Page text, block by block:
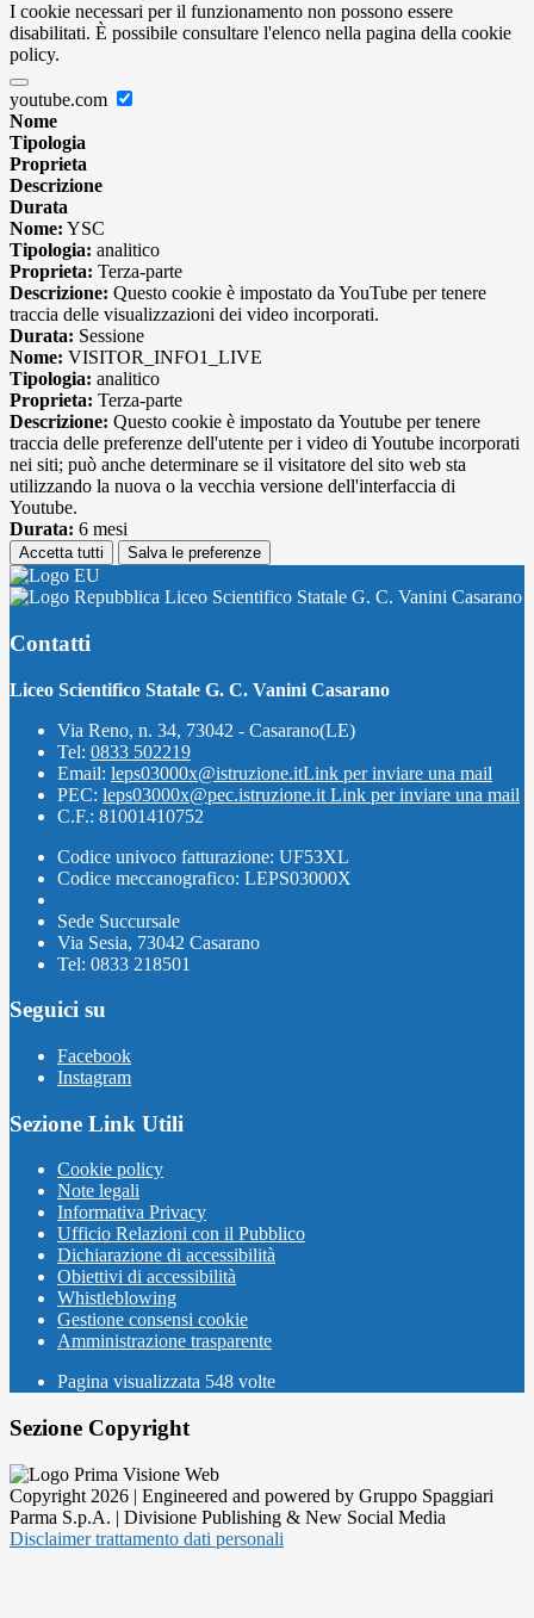
I cookie necessari per il funzionamento non possono essere
disabilitati. È possibile consultare l'elenco nella pagina della cookie
policy.
youtube.com
Nome
Tipologia
Proprieta
Descrizione
Durata
Nome: YSC
Tipologia: analitico
Proprieta: Terza-parte
Descrizione: Questo cookie è impostato da YouTube per tenere
traccia delle visualizzazioni dei video incorporati.
Durata: Sessione
Nome: VISITOR_INFO1_LIVE
Tipologia: analitico
Proprieta: Terza-parte
Descrizione: Questo cookie è impostato da Youtube per tenere
traccia delle preferenze dell'utente per i video di Youtube incorporati
nei siti; può anche determinare se il visitatore del sito web sta
utilizzando la nuova o la vecchia versione dell'interfaccia di
Youtube.
Durata: 6 mesi
Accetta tutti Salva le preferenze
Liceo Scientifico Statale G. C. Vanini Casarano
Contatti
Liceo Scientifico Statale G. C. Vanini Casarano
Via Reno, n. 34, 73042 - Casarano(LE)
Tel: 0833 502219
Email: leps03000x@istruzione.itLink per inviare una mail
PEC: leps03000x@pec.istruzione.it Link per inviare una mail
C.F.: 81001410752
Codice univoco fatturazione: UF53XL
Codice meccanografico: LEPS03000X
Sede Succursale
Via Sesia, 73042 Casarano
Tel: 0833 218501
Seguici su
Facebook
Instagram
Sezione Link Utili
Cookie policy
Note legali
Informativa Privacy
Ufficio Relazioni con il Pubblico
Dichiarazione di accessibilità
Obiettivi di accessibilità
Whistleblowing
Gestione consensi cookie
Amministrazione trasparente
Pagina visualizzata 548 volte
Sezione Copyright
Copyright 2026 | Engineered and powered by Gruppo Spaggiari
Parma S.p.A. | Divisione Publishing & New Social Media
Disclaimer trattamento dati personali